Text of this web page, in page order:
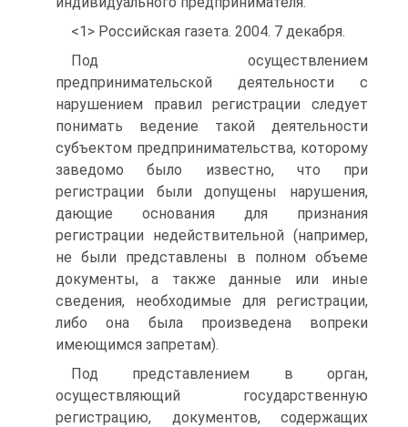
<1> Российская газета. 2004. 7 декабря.
Под осуществлением
предпринимательской деятельности с
нарушением правил регистрации следует
понимать ведение такой деятельности
субъектом предпринимательства, которому
заведомо было известно, что при
регистрации были допущены нарушения,
дающие основания для признания
регистрации недействительной (например,
не были представлены в полном объеме
документы, а также данные или иные
сведения, необходимые для регистрации,
либо она была произведена вопреки
имеющимся запретам).
Под представлением в орган,
осуществляющий государственную
регистрацию, документов, содержащих